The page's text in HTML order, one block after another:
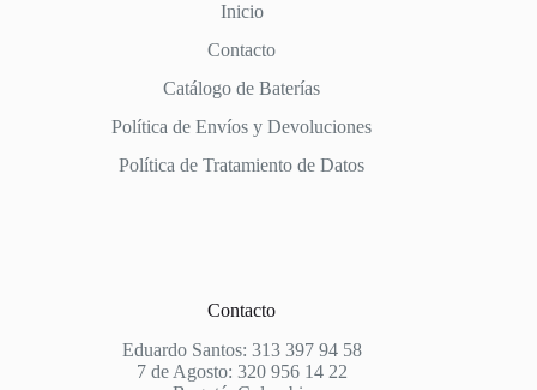
Inicio
Contacto
Catálogo de Baterías
Política de Envíos y Devoluciones
Política de Tratamiento de Datos
Contacto
Eduardo Santos: 313 397 94 58
7 de Agosto: 320 956 14 22